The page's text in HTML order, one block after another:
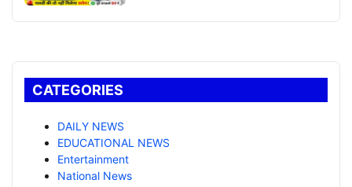
CATEGORIES
DAILY NEWS
EDUCATIONAL NEWS
Entertainment
National News